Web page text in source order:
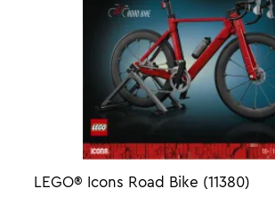
LEGO® Icons Road Bike (11380)